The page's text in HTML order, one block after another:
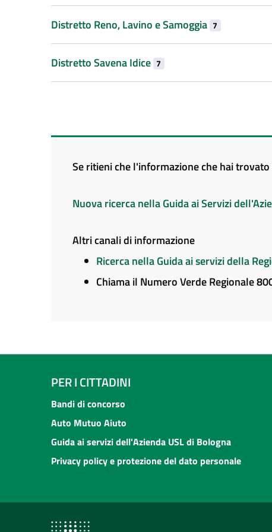
Distretto Reno, Lavino e Samoggia 7
Distretto Savena Idice 7
Se ritieni che l'informazione che hai
Nuova ricerca nella Guida ai Servizi
Altri canali di informazione
Ricerca nella Guida ai servizi della
Chiama il Numero Verde Regionale
PER I CITTADINI
Bandi di concorso
Auto Mutuo Aiuto
Guida ai servizi dell'Azienda USL di Bologna
Privacy policy e protezione del dato personale